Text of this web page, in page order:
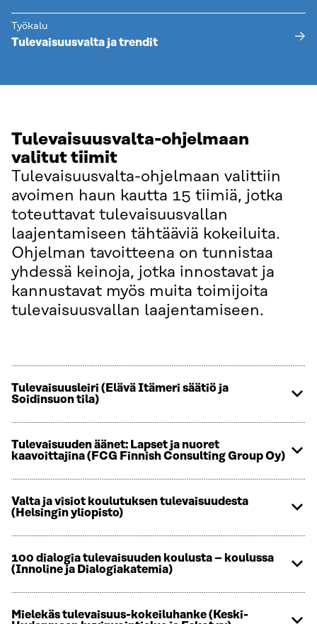
Työkalu
Tulevaisuusvalta ja trendit
Tulevaisuusvalta-ohjelmaan
valitut tiimit
Tulevaisuusvalta-ohjelmaan valittiin
avoimen haun kautta 15 tiimiä, jotka
toteuttavat tulevaisuusvallan
laajentamiseen tähtääviä kokeiluita.
Ohjelman tavoitteena on tunnistaa
yhdessä keinoja, jotka innostavat ja
kannustavat myös muita toimijoita
tulevaisuusvallan laajentamiseen.
Tulevaisuusleiri (Elävä Itämeri säätiö ja
Soidinsuon tila)
Tulevaisuuden äänet: Lapset ja nuoret
kaavoittajina (FCG Finnish Consulting Group Oy)
Valta ja visiot koulutuksen tulevaisuudesta
(Helsingin yliopisto)
100 dialogia tulevaisuuden koulusta – koulussa
(Innoline ja Dialogiakatemia)
Mielekäs tulevaisuus-kokeiluhanke (Keski-